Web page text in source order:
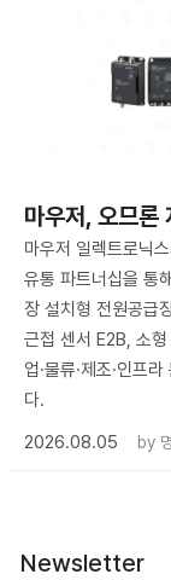
마우저, 오므론
마우저 일렉트로닉
유통 파트너십을 통
장 설치형 전원공
근접 센서 E2B, 소
업·물류·제조·인프
다.
2026.08.05
by
Newsletter